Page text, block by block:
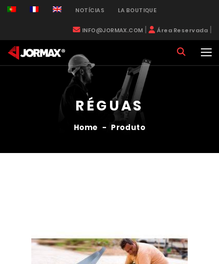
NOTÍCIAS LA BOUTIQUE
INFO@JORMAX.COM | Área Reservada
RÉGUAS
Home - Produto